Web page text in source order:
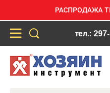
РАСПРОДАЖА
тел.: